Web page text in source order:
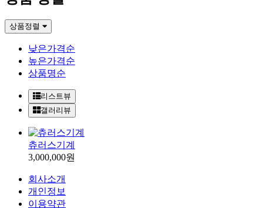
상품정렬
낮은가격순
높은가격순
상품명순
리스트뷰
갤러리뷰
츄러스기계
3,000,000원
회사소개
개인정보
이용약관